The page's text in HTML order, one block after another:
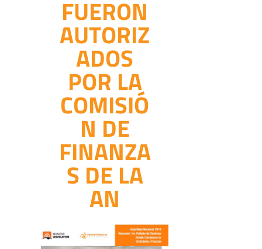
FUERON
AUTORIZ
ADOS
POR LA
COMISIÓ
N DE
FINANZA
S DE LA
AN